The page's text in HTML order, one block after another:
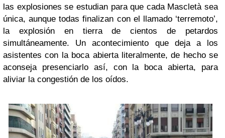
las explosiones se estudian para que cada Mascletà sea
única, aunque todas finalizan con el llamado ‘terremoto’,
la explosión en tierra de cientos de petardos
simultáneamente. Un acontecimiento que deja a los
asistentes con la boca abierta literalmente, de hecho se
aconseja presenciarlo así, con la boca abierta, para
aliviar la congestión de los oídos.